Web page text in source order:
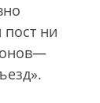
пост ни